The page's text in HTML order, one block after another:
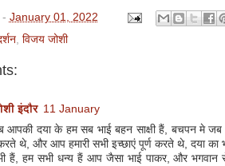
- January 01, 2022
, विजय जोशी
इंदौर 11 January
आपकी दया के हम सब भाई बहन साक्षी हैं, बचपन मे
थे, और आप हमारी सभी इच्छाएं पूर्ण करते थे, दया
हैं, हम सभी धन्य हैं आप जैसा भाई पाकर, और भगवान